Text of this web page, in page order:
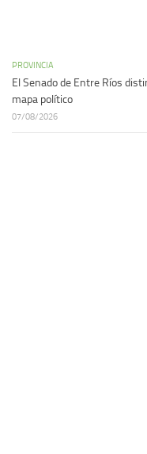
PROVINCIA
El Senado de Entre Ríos
mapa político
07/08/2026